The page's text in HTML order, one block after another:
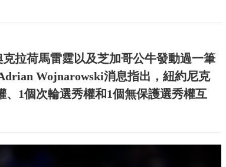
拉荷馬雷霆以及芝加哥公牛發動過一筆
Wojnarowski消息指出，紐約尼克
、1個次輪選秀權和1個無保護選秀權互